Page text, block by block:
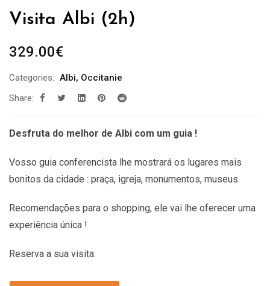
Visita Albi (2h)
329.00€
Categories: Albi, Occitanie
Share:
Desfruta do melhor de Albi com um guia !
Vosso guia conferencista lhe mostrará os lugares mais
bonitos da cidade : praça, igreja, monumentos, museus.
Recomendações para o shopping, ele vai lhe oferecer uma
experiência única !
Reserva a sua visita.